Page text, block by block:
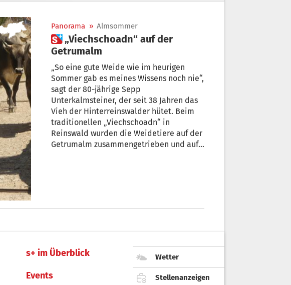
Panorama » Almsommer
 „Viechschoadn“ auf der
Getrumalm
„So eine gute Weide wie im heurigen
Sommer gab es meines Wissens noch nie“,
sagt der 80-jährige Sepp
Unterkalmsteiner, der seit 38 Jahren das
Vieh der Hinterreinswalder hütet. Beim
traditionellen „Viechschoadn“ in
Reinswald wurden die Weidetiere auf der
Getrumalm zusammengetrieben und auf
s+ im Überblick
Events
Wetter
Stellenanzeigen